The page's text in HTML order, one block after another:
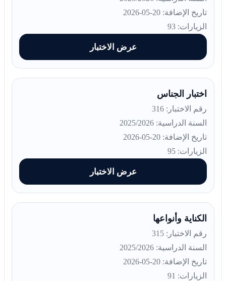
تاريخ الإضافة: 20-05-2026
الزيارات: 93
عرض الاختبار
اختبار الجناس
رقم الاختبار: 316
السنة الدراسية: 2025/2026
تاريخ الإضافة: 20-05-2026
الزيارات: 95
عرض الاختبار
الكناية وأنواعها
رقم الاختبار: 315
السنة الدراسية: 2025/2026
تاريخ الإضافة: 20-05-2026
الزيارات: 91